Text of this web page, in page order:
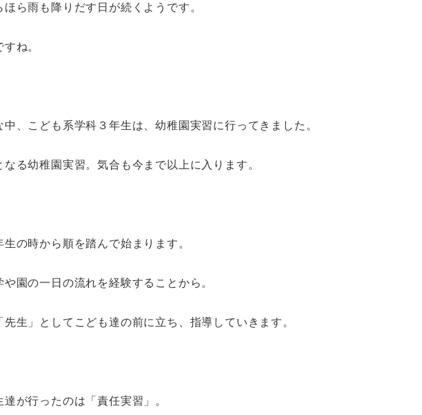
ら雨も降りだす日が続くようです。
ね。
中、こども系学科３年生は、幼稚園実習に行ってきました。
なる幼稚園実習。気合も今まで以上に入ります。
の時から順を踏んで始まります。
園の一日の流れを経験することから。
先生」としてこども達の前に立ち、指導していきます。
が行ったのは「責任実習」。